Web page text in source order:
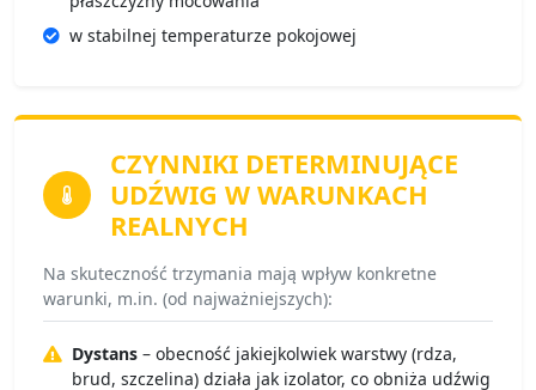
w stabilnej temperaturze pokojowej
CZYNNIKI DETERMINUJĄCE
UDŹWIG W WARUNKACH
REALNYCH
Na skuteczność trzymania mają wpływ konkretne
warunki, m.in. (od najważniejszych):
Dystans – obecność jakiejkolwiek warstwy (rdza,
brud, szczelina) działa jak izolator, co obniża udźwig